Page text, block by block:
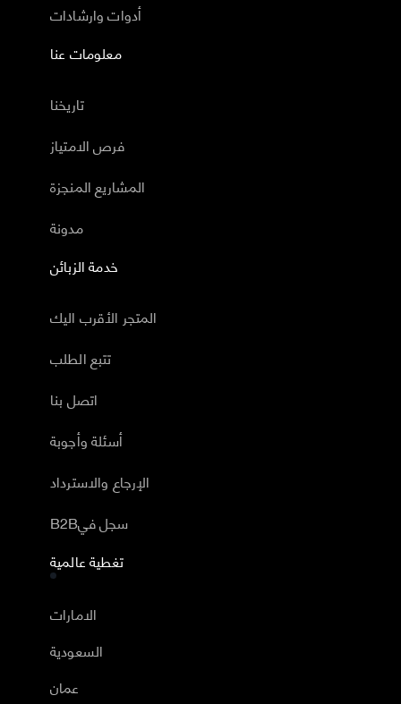
أدوات وارشادات
معلومات عنا
تاريخنا
فرص الامتياز
المشاريع المنجزة
مدونة
خدمة الزبائن
المتجر الأقرب اليك
تتبع الطلب
اتصل بنا
أسئلة وأجوبة
الإرجاع والاسترداد
B2Bسجل في
تغطية عالمية
الامارات
السعودية
عمان